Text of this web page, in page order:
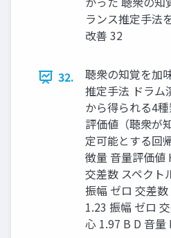
ランス推定手法
改善 32
32.
聴衆の知覚を加
推定手法 ドラム
から得られる4
評価値（聴衆が
定可能とする回
徴量 音量評価値
交差数 スペクト
振幅 ゼロ 交差
1.23 振幅 ゼロ
心 1.97 B D 音量